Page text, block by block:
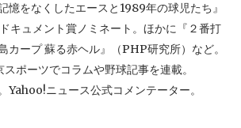
憶をなくしたエースと1989年の球児たち』
キュメント賞ノミネート。ほかに『２番打
カープ 蘇る赤ヘル』（PHP研究所）など。
ポーツでコラムや野球記事を連載。
Yahoo!ニュース公式コメンテーター。